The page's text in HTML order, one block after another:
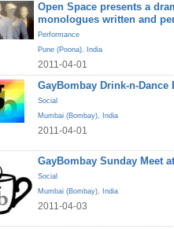
Open Space presents a
monologues written and
Performance
Pune (Poona), India
2011-04-01
GayBombay Drink-n-Dance
Social
Mumbai (Bombay), India
2011-04-01
GayBombay Sunday Meet
Social
Mumbai (Bombay), India
2011-04-03